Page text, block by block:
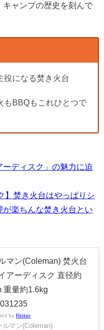
キャンプの歴史を刻んで
役になる焚き火台
もBBQもこれひとつで
ディスク」の魅力に迫
】焚き火台はやっぱりシ
楽ちんな焚き火台とい
マン(Coleman) 焚火台
アーディスク 直径約
重量約1.6kg
by Rinker
ルマン(Coleman)